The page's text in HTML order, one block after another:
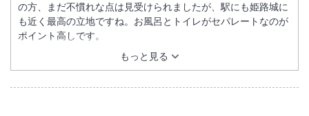
もっと見る
の方、まだ不慣れな点は見受けられましたが、駅にも姫路城に
も近く最高の立地ですね。お風呂とトイレがセパレートなのが
ポイント高しです。